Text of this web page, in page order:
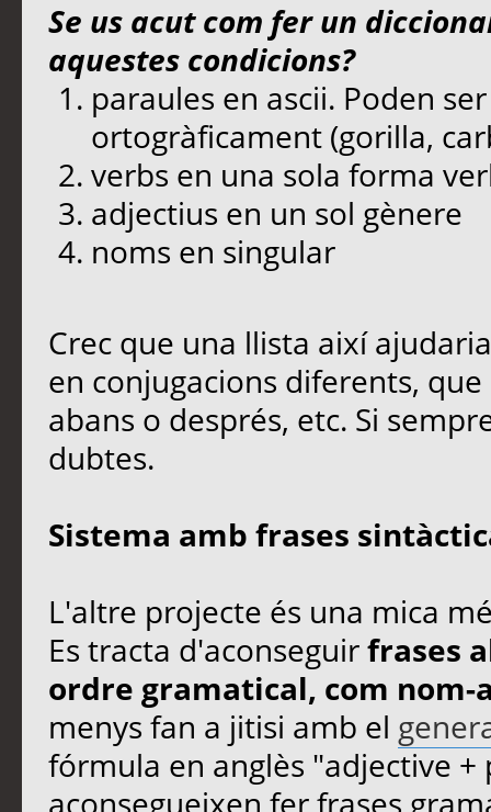
Se us acut com fer un
aquestes condicions?
paraules en ascii. Poden
ortogràficament (gorilla,
verbs en una sola forma
adjectius en un sol gènere
noms en singular
Crec que una llista així
en conjugacions diferents,
abans o després, etc. Si
dubtes.
Sistema amb frases
L'altre projecte és una mica
Es tracta d'aconseguirfrases
ordre gramatical, com
menys fan a jitisi amb el
fórmula en anglès "adjective